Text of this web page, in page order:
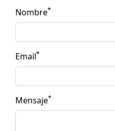
Nombre*
Email*
Mensaje*